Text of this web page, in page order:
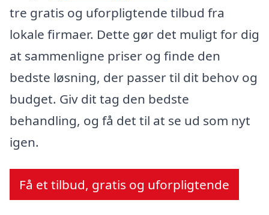
tre gratis og uforpligtende tilbud fra
lokale firmaer. Dette gør det muligt for dig
at sammenligne priser og finde den
bedste løsning, der passer til dit behov og
budget. Giv dit tag den bedste
behandling, og få det til at se ud som nyt
igen.
Få et tilbud, gratis og uforpligtende